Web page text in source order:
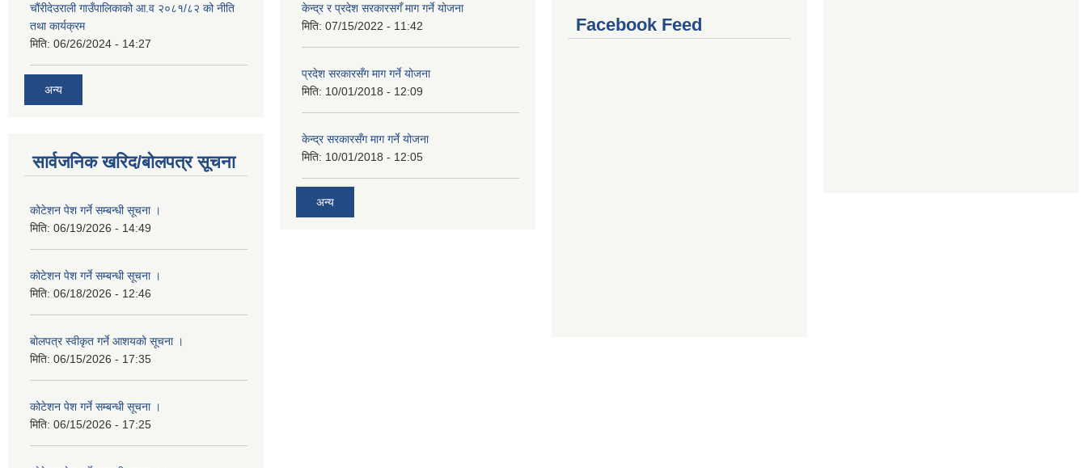
चौंरीदेउराली गाउँपालिकाको आ.व २०८१/८२ को नीति
तथा कार्यक्रम
मिति: 06/26/2024 - 14:27
अन्य
सार्वजनिक खरिद/बोलपत्र सूचना
कोटेशन पेश गर्ने सम्बन्धी सूचना ।
मिति: 06/19/2026 - 14:49
कोटेशन पेश गर्ने सम्बन्धी सूचना ।
मिति: 06/18/2026 - 12:46
बोलपत्र स्वीकृत गर्ने आशयको सूचना ।
मिति: 06/15/2026 - 17:35
कोटेशन पेश गर्ने सम्बन्धी सूचना ।
मिति: 06/15/2026 - 17:25
केन्द्र र प्रदेश सरकारसगँ माग गर्ने योजना
मिति: 07/15/2022 - 11:42
प्रदेश सरकारसँग माग गर्ने योजना
मिति: 10/01/2018 - 12:09
केन्द्र सरकारसँग माग गर्ने योजना
मिति: 10/01/2018 - 12:05
अन्य
Facebook Feed